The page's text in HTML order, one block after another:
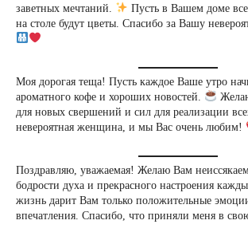
заветных мечтаний.
Пусть в Вашем доме
на столе будут цветы. Спасибо за Вашу
Моя дорогая теща! Пусть каждое Ваше утро
ароматного кофе и хороших новостей.
для новых свершений и сил для реализации
невероятная женщина, и мы Вас очень любим!
Поздравляю, уважаемая! Желаю Вам
бодрости духа и прекрасного настроения
жизнь дарит Вам только положительные
впечатления. Спасибо, что приняли меня в